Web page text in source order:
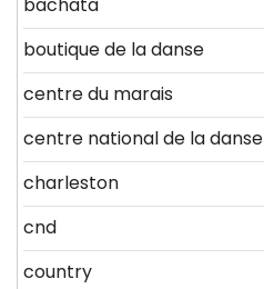
bachata
boutique de la danse
centre du marais
centre national de la danse
charleston
cnd
country